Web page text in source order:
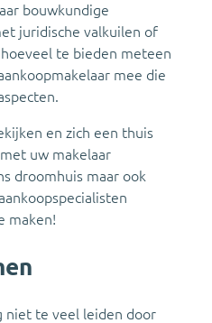
bouwkundige
juridische valkuilen of
te bieden meteen
mee die
en zich een thuis
uw makelaar
droomhuis maar ook
maken!
niet te veel leiden door